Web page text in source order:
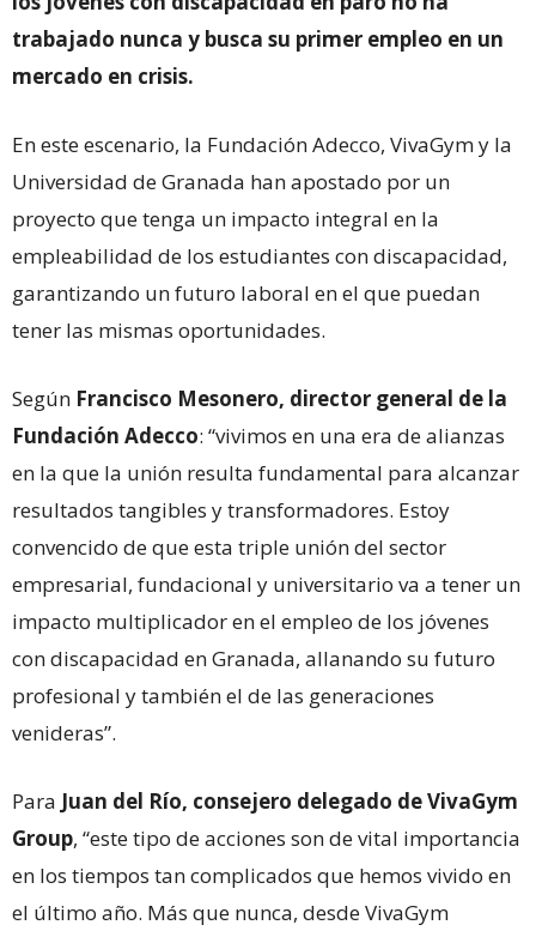
trabajado nunca y busca su primer empleo en un
mercado en crisis.
En este escenario, la Fundación Adecco, VivaGym y la
Universidad de Granada han apostado por un
proyecto que tenga un impacto integral en la
empleabilidad de los estudiantes con discapacidad,
garantizando un futuro laboral en el que puedan
tener las mismas oportunidades.
Según Francisco Mesonero, director general de la
Fundación Adecco: “vivimos en una era de alianzas
en la que la unión resulta fundamental para alcanzar
resultados tangibles y transformadores. Estoy
convencido de que esta triple unión del sector
empresarial, fundacional y universitario va a tener un
impacto multiplicador en el empleo de los jóvenes
con discapacidad en Granada, allanando su futuro
profesional y también el de las generaciones
venideras”.
Para Juan del Río, consejero delegado de VivaGym
Group, “este tipo de acciones son de vital importancia
en los tiempos tan complicados que hemos vivido en
el último año. Más que nunca, desde VivaGym